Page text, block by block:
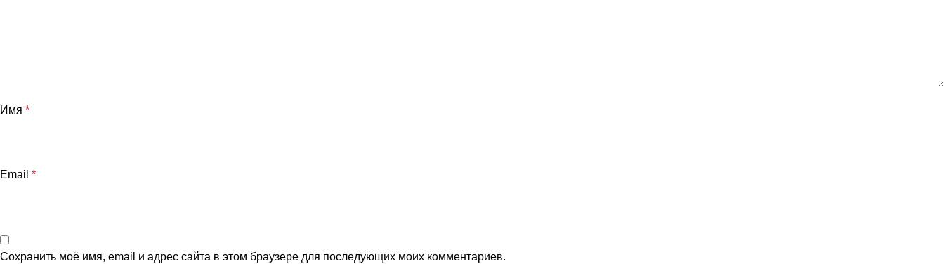
Имя *
Email *
Сохранить моё имя, email и адрес сайта в этом браузере для последующих моих комментариев.